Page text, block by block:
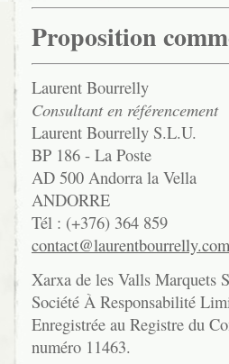
Proposition
Laurent Bourrelly
Consultant en référencement
Laurent Bourrelly S.L.U.
BP 186 - La Poste
AD 500 Andorra la Vella
ANDORRE
Tél : (+376) 364 859
contact@laurentbourrelly.com
Xarxa de les Valls Marquets
Société À Responsabilité
Enregistrée au Registre du
numéro 11463.